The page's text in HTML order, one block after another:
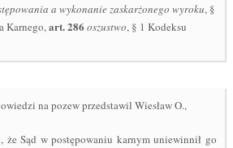
a wykonanie zaskarżonego wyroku, §
Karnego,art.286 oszustwo, § 1 Kodeksu
na pozew przedstawil Wiesław O.,
że Sąd w postępowaniu karnym uniewinnił go